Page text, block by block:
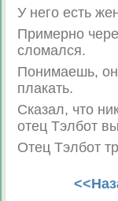
У него есть
Примерно
сломался.
Понимаешь, он
плакать.
Сказал, что
отец Тэлбот
Отец Тэлбот